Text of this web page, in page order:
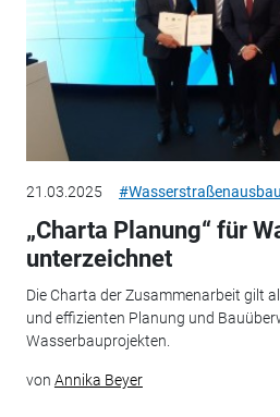
21.03.2025 #Wasserstraßenausbau
„Charta Planung“ für
unterzeichnet
Die Charta der Zusammenarbeit gilt
und effizienten Planung und
Wasserbauprojekten.
von Annika Beyer